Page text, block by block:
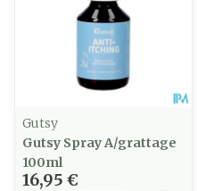
Gutsy
Gutsy Spray A/grattage
100ml
16,95 €